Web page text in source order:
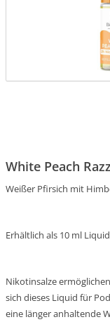
White Peach
Weißer Pfirsich mit
Erhältlich als 10 ml
Nikotinsalze
sich dieses Liquid für
eine länger anhaltende